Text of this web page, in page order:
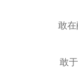
敢
敢